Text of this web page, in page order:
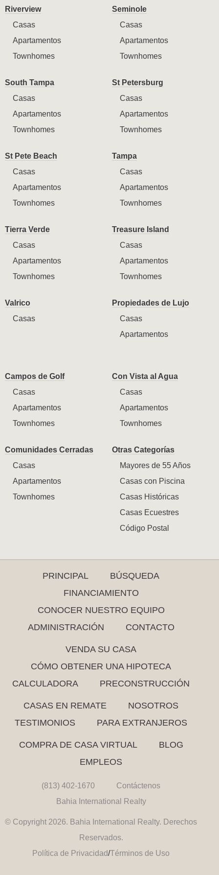
Riverview
Casas
Apartamentos
Townhomes
Seminole
Casas
Apartamentos
Townhomes
South Tampa
Casas
Apartamentos
Townhomes
St Petersburg
Casas
Apartamentos
Townhomes
St Pete Beach
Casas
Apartamentos
Townhomes
Tampa
Casas
Apartamentos
Townhomes
Tierra Verde
Casas
Apartamentos
Townhomes
Treasure Island
Casas
Apartamentos
Townhomes
Valrico
Casas
Propiedades de Lujo
Casas
Apartamentos
Campos de Golf
Casas
Apartamentos
Townhomes
Con Vista al Agua
Casas
Apartamentos
Townhomes
Comunidades Cerradas
Casas
Apartamentos
Townhomes
Otras Categorías
Mayores de 55 Años
Casas con Piscina
Casas Históricas
Casas Ecuestres
Código Postal
PRINCIPAL
BÚSQUEDA
FINANCIAMIENTO
CONOCER NUESTRO EQUIPO
ADMINISTRACIÓN
CONTACTO
VENDA SU CASA
CÓMO OBTENER UNA HIPOTECA
CALCULADORA
PRECONSTRUCCIÓN
CASAS EN REMATE
NOSOTROS
TESTIMONIOS
PARA EXTRANJEROS
COMPRA DE CASA VIRTUAL
BLOG
EMPLEOS
(813) 402-1670
Contáctenos
Bahia International Realty
© Copyright 2026. Bahia International Realty. Derechos
Reservados.
Política de Privacidad/Términos de Uso